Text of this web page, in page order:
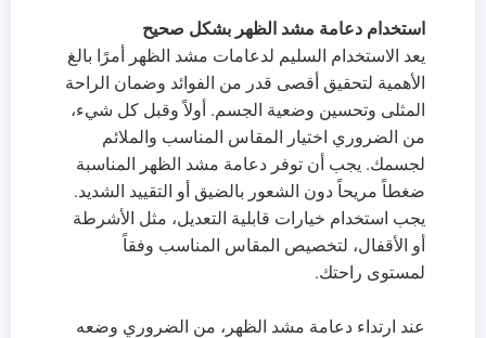
استخدام دعامة مشد الظهر بشكل صحيح
يعد الاستخدام السليم لدعامات مشد الظهر أمرًا بالغ
الأهمية لتحقيق أقصى قدر من الفوائد وضمان الراحة
المثلى وتحسين وضعية الجسم. أولاً وقبل كل شيء،
من الضروري اختيار المقاس المناسب والملائم
لجسمك. يجب أن توفر دعامة مشد الظهر المناسبة
ضغطاً مريحاً دون الشعور بالضيق أو التقييد الشديد.
يجب استخدام خيارات قابلية التعديل، مثل الأشرطة
أو الأقفال، لتخصيص المقاس المناسب وفقاً
لمستوى راحتك.
عند ارتداء دعامة مشد الظهر، من الضروري وضعه